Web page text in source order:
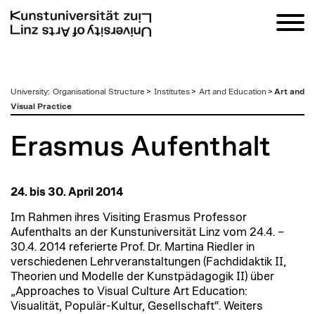
zum
Inhalt
University: Organisational Structure > Institutes> Art and Education > Art and
Visual Practice
Erasmus Aufenthalt
24. bis 30. April 2014
Im Rahmen ihres Visiting Erasmus Professor
Aufenthalts an der Kunstuniversität Linz vom 24.4. –
30.4. 2014 referierte Prof. Dr. Martina Riedler in
verschiedenen Lehrveranstaltungen (Fachdidaktik II,
Theorien und Modelle der Kunstpädagogik II) über
„Approaches to Visual Culture Art Education:
Visualität, Populär-Kultur, Gesellschaft“. Weiters